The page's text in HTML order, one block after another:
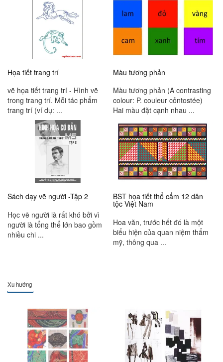
Họa tiết trang trí
vẽ họa tiết trang trí - Hình vẽ
trong trang trí. Mỗi tác phẩm
trang trí (ví dụ: ...
Màu tương phản
Màu tương phản (A contrasting
colour: P. couleur cỏntostée)
Hai màu đặt cạnh nhau ...
Sách dạy vẽ người -Tập 2
Học vẽ người là rất khó bởi vì
người là tổng thể lớn bao gồm
nhiều chi ...
BST họa tiết thổ cẩm 12 dân
tộc Việt Nam
Hoa văn, trước hết đó là một
biểu hiện của quan niệm thẩm
mỹ, thông qua ...
Xu hướng